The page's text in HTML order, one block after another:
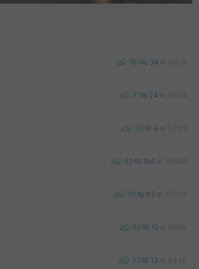
181 34 9929
31 24 6334
33 4 5705
82 194 16598
70 63 19333
62 12 4809
33 13 6446